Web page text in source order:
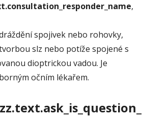
,
spojivek nebo rohovky,
slz nebo potíže spojené s
dioptrickou vadou. Je
očním lékařem.